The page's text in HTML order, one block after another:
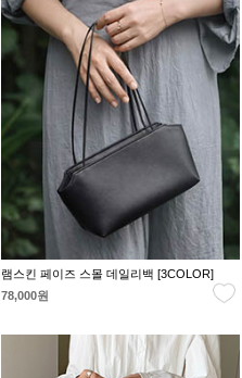
램스킨 페이즈 스몰 데일리백 [3COLOR]
78,000원